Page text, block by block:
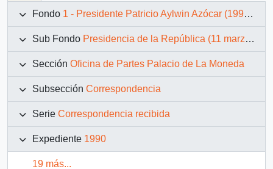
Fondo 1 - Presidente Patricio Aylwin Azócar (1990-1994)
Sub Fondo Presidencia de la República (11 marzo 1990 – 11 marzo 1994)
Sección Oficina de Partes Palacio de La Moneda
Subsección Correspondencia
Serie Correspondencia recibida
Expediente 1990
19 más...